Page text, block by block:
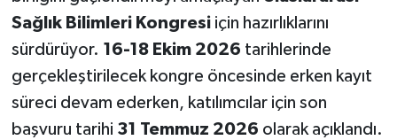
Sağlık Bilimleri Kongresiiçin hazırlıklarını
sürdürüyor. 16-18 Ekim 2026 tarihlerinde
gerçekleştirilecek kongre öncesinde erken kayıt
süreci devam ederken, katılımcılar için son
başvuru tarihi 31 Temmuz 2026 olarak açıklandı.